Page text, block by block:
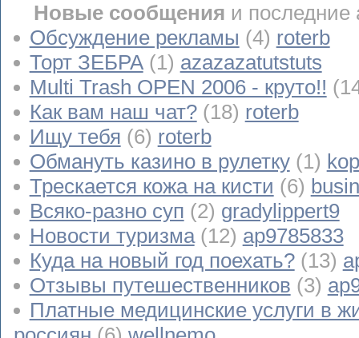
Новые сообщения и последние
Обсуждение рекламы (4) roterb
Торт ЗЕБРА (1) azazazatutstuts
Multi Trash OPEN 2006 - круто!!
Как вам наш чат? (18) roterb
Ищу тебя (6) roterb
Обмануть казино в рулетку (1)
Трескается кожа на кисти (6)
Всяко-разно суп (2) gradylippert9
Новости туризма (12) ap9785833
Куда на новый год поехать? (13)
Отзывы путешественников (3)
Платные медицинские услуги в